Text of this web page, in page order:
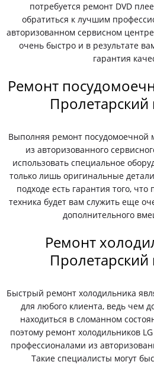
потребуется ремонт DVD
обратиться к лучшим
авторизованном сервисном
очень быстро и в результате
гарантия
Ремонт
Пролетарский
Выполняя ремонт посудомоечной
из авторизованного
использовать специальное
только лишь оригинальные
подходе есть гарантия того,
техника будет вам служить еще
дополнительного
Ремонт
Пролетарский
Быстрый ремонт холодильника
для любого клиента, ведь чем
находиться в сломанном
поэтому ремонт холодильников
профессионалами из
Такие специалисты могут